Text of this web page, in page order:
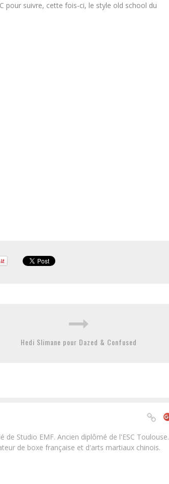
pour suivre, cette fois-ci, le style old school du
Hedi Slimane pour Dazed & Confused
de Studio EMF. Ancien diplômé de l'ESC Toulouse.
de boxe française et d'arts martiaux chinois.